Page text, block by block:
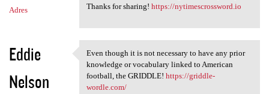
Adres
Thanks for sharing! https://nytimescrossword.io
Eddie
Nelson
Even though it is not
Even though it is not necessary to have any prior
knowledge or vocabulary linked to American
football, the GRIDDLE! https://griddle-
wordle.com/